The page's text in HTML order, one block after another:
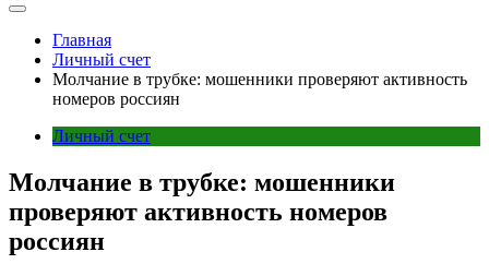
Главная
Личный счет
Молчание в трубке: мошенники проверяют активность
номеров россиян
Личный счет
Молчание в трубке: мошенники
проверяют активность номеров
россиян